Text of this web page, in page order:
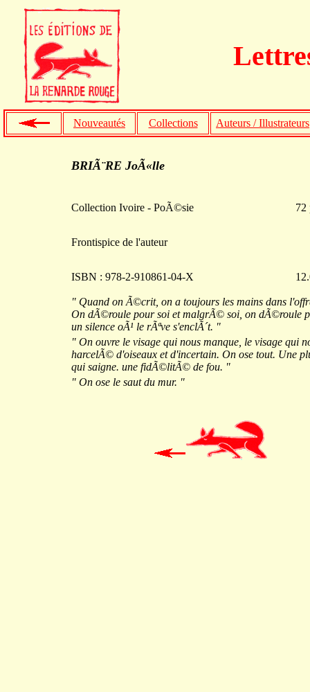
Nouveautés Collections Auteurs / Illustrateurs
BRIÃ¨RE JoÃ«lle
Collection Ivoire - PoÃ©sie 72
Frontispice de l'auteur
ISBN : 978-2-910861-04-X
" Quand on Ã©crit, on a toujours les mains dans
On dÃ©roule pour soi et malgrÃ© soi, on dÃ©roule
un silence oÃ¹ le rÃªve s'enclÃ´t. "
" On ouvre le visage qui nous manque, le visage qui
harcelÃ© d'oiseaux et d'incertain. On ose tout. Une
qui saigne. une fidÃ©litÃ© de fou. "
" On ose le saut du mur. "